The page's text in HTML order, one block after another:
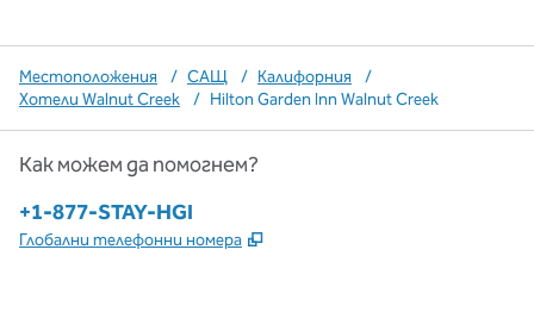
Местоположения / САЩ / Калифорния
/
Хотели Walnut Creek
/ Hilton Garden Inn Walnut Creek
Как можем да помогнем?
Телефон:
+1-877-STAY-HGI
Глобални телефонни номера ,